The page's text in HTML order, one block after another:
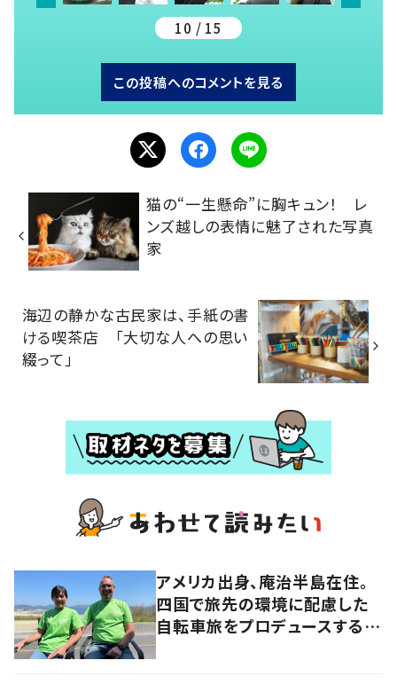
10 / 15
この投稿へのコメントを見る
猫の“一生懸命”に胸キュン！ レ
ンズ越しの表情に魅了された写真
家
海辺の静かな古民家は、手紙の書
ける喫茶店 「大切な人への思い
綴って」
アメリカ出身、庵治半島在住。
四国で旅先の環境に配慮した
自転車旅をプロデュースする